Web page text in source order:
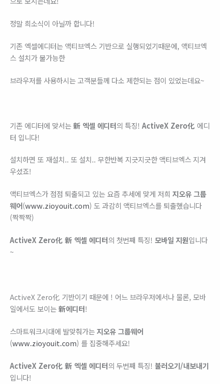
정말 희소식이 아닐까 합니다!
기존 엑셀에디터는 액티브엑스 기반으로 실행되었기때문에, 액티브엑
스 설치가 불가능한
브라우저를 사용하시는 고객분들께 다소 제한되는 점이 있었는데요~
기존 에디터에 맞서는新 엑셀 에디터의 특징! ActiveX Zero化 에디
터 입니다!
설치하면 또 재설치.. 또 설치.. 무한반복 지긋지긋한 액티브엑스 지겨
우셨죠!
액티브엑스가 점점 퇴출되고 있는 요즘 추세에 맞게 저희 지오유 그룹
웨어(www.zioyouit.com) 도 과감히 액티브엑스를 퇴출했습니다
(짝짝짝)
ActiveX Zero化 新 엑셀 에디터의 첫번째 특징! 모바일 지원입니다
~
ActiveX Zero化 기반이기 때문에 ! 어느 브라우저에서나 물론, 모바
일에서도 보이는新에디터!
스마트워크시대에 발맞춰가는지오유 그룹웨어
(www.zioyouit.com) 를 집중해주세요!
ActiveX Zero化 新 엑셀 에디터의 두번째 특징! 불러오기/내보내기
입니다!